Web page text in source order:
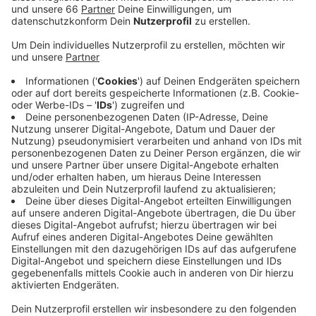
Vor allem abgeknickte Äste und lose Dachziegel, aber
auch umgestürzte Bäume beschäftigten die
Feuerwehr. In Hubbelrath stürzte beispielsweise ein
Baum auf die Bergische Landstraße. Ein PKW mit zwei
Insassen fuhr vor den umgestürzten Baum und eine
Person verletze sich dabei leicht.
Anzeige
Weitere Infos und Links zum Thema:
Anzeige